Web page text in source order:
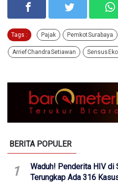
Tags : Pajak Pemkot Surabaya
Arrief Chandra Setiawan Sensus
BERITA POPULER
1
Waduh! Penderita HIV di
Terungkap Ada 316